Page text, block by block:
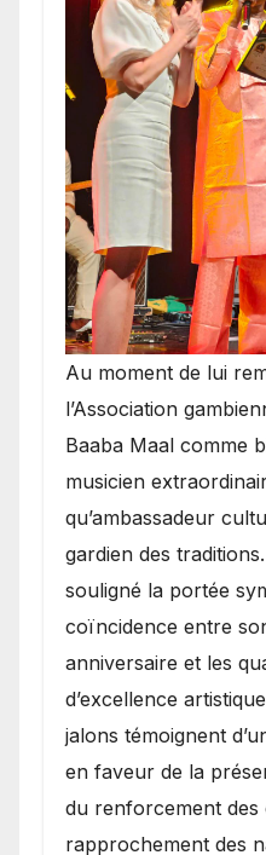
​Au moment de lui
l’Association
Baaba Maal comme
musicien
qu’ambassadeur
gardien des
souligné la portée
coïncidence entre
anniversaire et les
d’excellence
jalons témoignent
en faveur de la
du renforcement des
rapprochement des